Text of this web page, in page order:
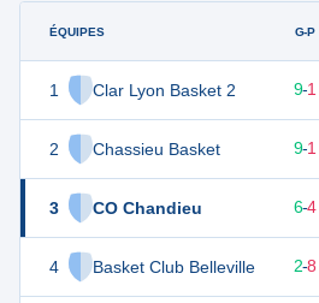
ÉQUIPES
1 Clar Lyon Basket 2
2 Chassieu Basket
3 CO Chandieu
4 Basket Club Belleville
G-P
19 9-1
19 9-1
6-4
12 10 2-8